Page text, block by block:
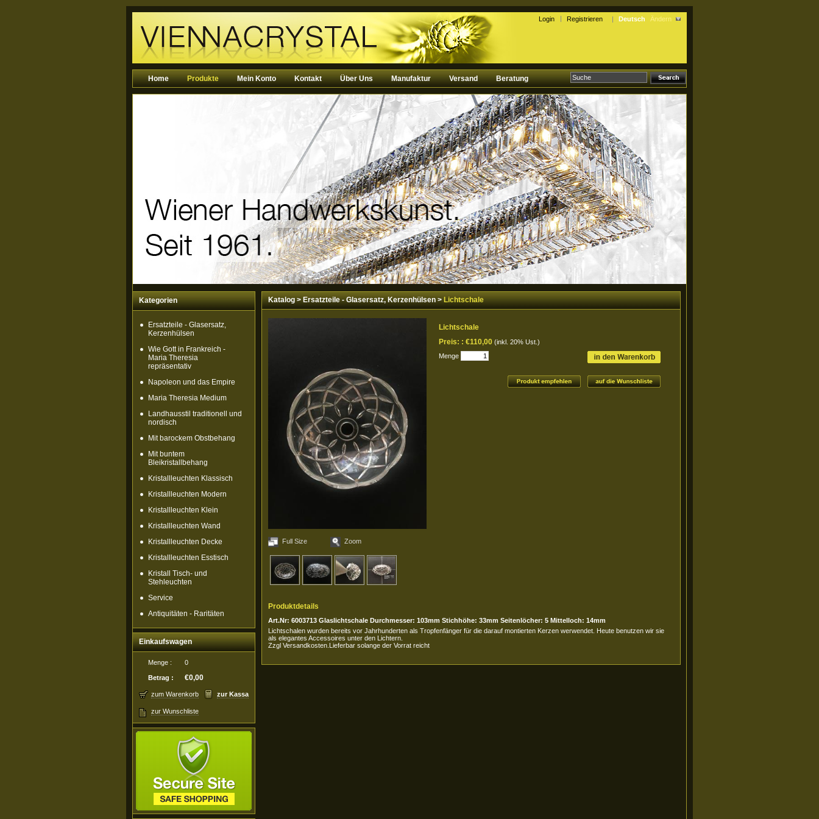
Deutsch Ändern
Login Registrieren
Home Produkte Mein Konto Kontakt Über Uns Manufaktur Versand Beratung
Kategorien
Ersatzteile - Glasersatz,
Kerzenhülsen
Wie Gott in Frankreich -
Maria Theresia
repräsentativ
Napoleon und das Empire
Maria Theresia Medium
Landhausstil traditionell und
nordisch
Mit barockem Obstbehang
Mit buntem
Bleikristallbehang
Kristallleuchten Klassisch
Kristallleuchten Modern
Kristallleuchten Klein
Kristallleuchten Wand
Kristallleuchten Decke
Kristallleuchten Esstisch
Kristall Tisch- und
Stehleuchten
Service
Antiquitäten - Raritäten
Einkaufswagen
Menge : 0
Betrag : €0,00
zum Warenkorb zur Kassa
zur Wunschliste
Katalog>Ersatzteile - Glasersatz, Kerzenhülsen>Lichtschale
Full Size Zoom
Lichtschale
Preis: : €110,00 (inkl. 20% Ust.)
Menge
Produktdetails
Art.Nr: 6003713 Glaslichtschale Durchmesser: 103mm Stichhöhe: 33mm Seitenlöcher: 5 Mittelloch: 14mm
Lichtschalen wurden bereits vor Jahrhunderten als Tropfenfänger für die darauf montierten Kerzen werwendet. Heute benutzen wir sie
als elegantes Accessoires unter den Lichtern.
Zzgl Versandkosten.Lieferbar solange der Vorrat reicht